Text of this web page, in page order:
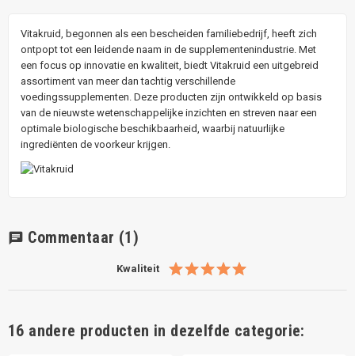
Vitakruid, begonnen als een bescheiden familiebedrijf, heeft zich
ontpopt tot een leidende naam in de supplementenindustrie. Met
een focus op innovatie en kwaliteit, biedt Vitakruid een uitgebreid
assortiment van meer dan tachtig verschillende
voedingssupplementen. Deze producten zijn ontwikkeld op basis
van de nieuwste wetenschappelijke inzichten en streven naar een
optimale biologische beschikbaarheid, waarbij natuurlijke
ingrediënten de voorkeur krijgen.
chat Commentaar (1)
Kwaliteit
16 andere producten in dezelfde categorie: